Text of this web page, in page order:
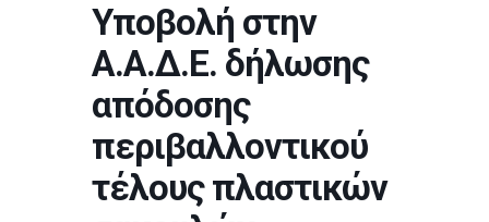
Υποβολή στην
Α.Α.Δ.Ε. δήλωσης
απόδοσης
περιβαλλοντικού
τέλους πλαστικών